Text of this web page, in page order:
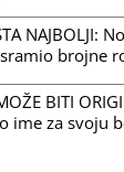
NAJBOLJI:
brojne
BITI
ime za svoju